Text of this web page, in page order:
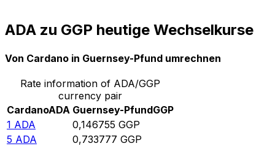
ADA zu GGP heutige Wechselkurse
Von Cardano in Guernsey-Pfund umrechnen
Rate information of ADA/GGP
currency pair
CardanoADA Guernsey-PfundGGP
1 ADA 0,146755 GGP
5 ADA 0,733777 GGP